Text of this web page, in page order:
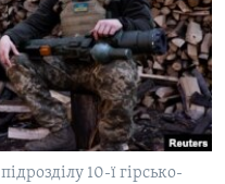
10-ї гірсько-